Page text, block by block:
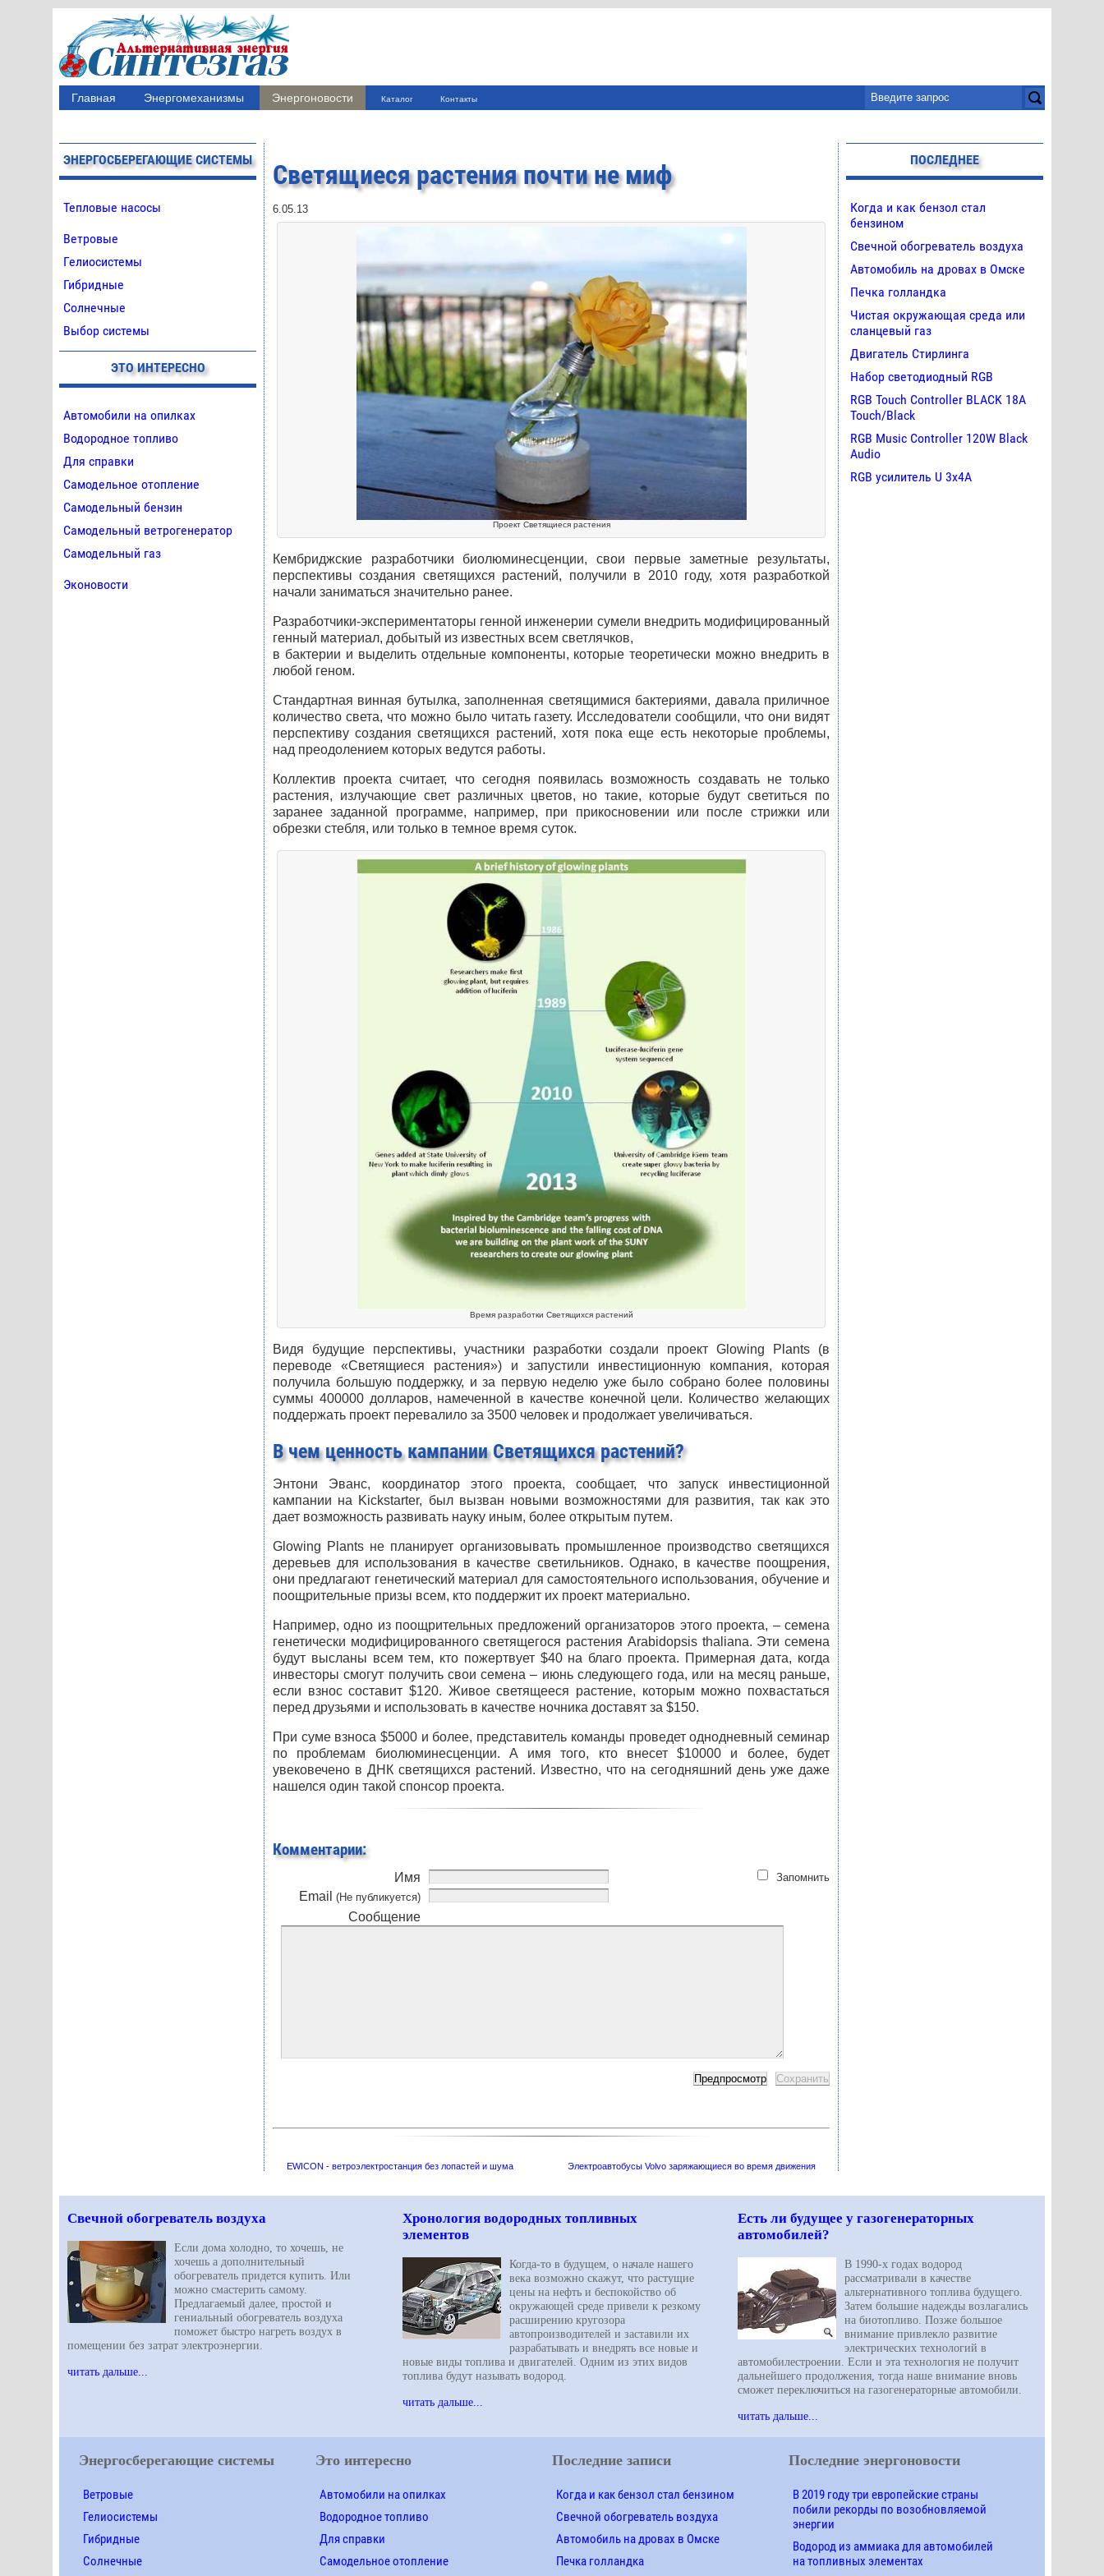
Главная Энергомеханизмы Энергоновости Каталог Контакты
ЭНЕРГОСБЕРЕГАЮЩИЕ СИСТЕМЫ
Тепловые насосы
Ветровые
Гелиосистемы
Гибридные
Солнечные
Выбор системы
ЭТО ИНТЕРЕСНО
Автомобили на опилках
Водородное топливо
Для справки
Самодельное отопление
Самодельный бензин
Самодельный ветрогенератор
Самодельный газ
Эконовости
Светящиеся растения почти не миф
6.05.13
Проект Светящиеся растения
Кембриджские разработчики биолюминесценции, свои первые заметные результаты,
перспективы создания светящихся растений, получили в 2010 году, хотя разработкой
начали заниматься значительно ранее.
Разработчики-экспериментаторы генной инженерии сумели внедрить модифицированный
генный материал, добытый из известных всем светлячков,
в бактерии и выделить отдельные компоненты, которые теоретически можно внедрить в
любой геном.
Стандартная винная бутылка, заполненная светящимися бактериями, давала приличное
количество света, что можно было читать газету. Исследователи сообщили, что они видят
перспективу создания светящихся растений, хотя пока еще есть некоторые проблемы,
над преодолением которых ведутся работы.
Коллектив проекта считает, что сегодня появилась возможность создавать не только
растения, излучающие свет различных цветов, но такие, которые будут светиться по
заранее заданной программе, например, при прикосновении или после стрижки или
обрезки стебля, или только в темное время суток.
Время разработки Светящихся растений
Видя будущие перспективы, участники разработки создали проект Glowing Plants (в
переводе «Светящиеся растения») и запустили инвестиционную компания, которая
получила большую поддержку, и за первую неделю уже было собрано более половины
суммы 400000 долларов, намеченной в качестве конечной цели. Количество желающих
поддержать проект перевалило за 3500 человек и продолжает увеличиваться.
В чем ценность кампании Светящихся растений?
Энтони Эванс, координатор этого проекта, сообщает, что запуск инвестиционной
кампании на Kickstarter, был вызван новыми возможностями для развития, так как это
дает возможность развивать науку иным, более открытым путем.
Glowing Plants не планирует организовывать промышленное производство светящихся
деревьев для использования в качестве светильников. Однако, в качестве поощрения,
они предлагают генетический материал для самостоятельного использования, обучение и
поощрительные призы всем, кто поддержит их проект материально.
Например, одно из поощрительных предложений организаторов этого проекта, – семена
генетически модифицированного светящегося растения Arabidopsis thaliana. Эти семена
будут высланы всем тем, кто пожертвует $40 на благо проекта. Примерная дата, когда
инвесторы смогут получить свои семена – июнь следующего года, или на месяц раньше,
если взнос составит $120. Живое светящееся растение, которым можно похвастаться
перед друзьями и использовать в качестве ночника доставят за $150.
При суме взноса $5000 и более, представитель команды проведет однодневный семинар
по проблемам биолюминесценции. А имя того, кто внесет $10000 и более, будет
увековечено в ДНК светящихся растений. Известно, что на сегодняшний день уже даже
нашелся один такой спонсор проекта.
Комментарии:
Запомнить
Имя
Email (Не публикуется)
Сообщение
EWICON - ветроэлектростанция без лопастей и шума Электроавтобусы Volvo заряжающиеся во время движения
ПОСЛЕДНЕЕ
Когда и как бензол стал
бензином
Свечной обогреватель воздуха
Автомобиль на дровах в Омске
Печка голландка
Чистая окружающая среда или
сланцевый газ
Двигатель Стирлинга
Набор светодиодный RGB
RGB Touch Controller BLACK 18A
Touch/Black
RGB Music Controller 120W Black
Audio
RGB усилитель U 3х4A
Свечной обогреватель воздуха
Если дома холодно, то хочешь, не
хочешь а дополнительный
обогреватель придется купить. Или
можно смастерить самому.
Предлагаемый далее, простой и
гениальный обогреватель воздуха
поможет быстро нагреть воздух в
помещении без затрат электроэнергии.
читать дальше...
Хронология водородных топливных
элементов
Когда-то в будущем, о начале нашего
века возможно скажут, что растущие
цены на нефть и беспокойство об
окружающей среде привели к резкому
расширению кругозора
автопроизводителей и заставили их
разрабатывать и внедрять все новые и
новые виды топлива и двигателей. Одним из этих видов
топлива будут называть водород.
читать дальше...
Есть ли будущее у газогенераторных
автомобилей?
В 1990-х годах водород
рассматривали в качестве
альтернативного топлива будущего.
Затем большие надежды возлагались
на биотопливо. Позже большое
внимание привлекло развитие
электрических технологий в
автомобилестроении. Если и эта технология не получит
дальнейшего продолжения, тогда наше внимание вновь
сможет переключиться на газогенераторные автомобили.
читать дальше...
Энергосберегающие системы
Ветровые
Гелиосистемы
Гибридные
Солнечные
Это интересно
Автомобили на опилках
Водородное топливо
Для справки
Самодельное отопление
Последние записи
Когда и как бензол стал бензином
Свечной обогреватель воздуха
Автомобиль на дровах в Омске
Печка голландка
Последние энергоновости
В 2019 году три европейские страны
побили рекорды по возобновляемой
энергии
Водород из аммиака для автомобилей
на топливных элементах